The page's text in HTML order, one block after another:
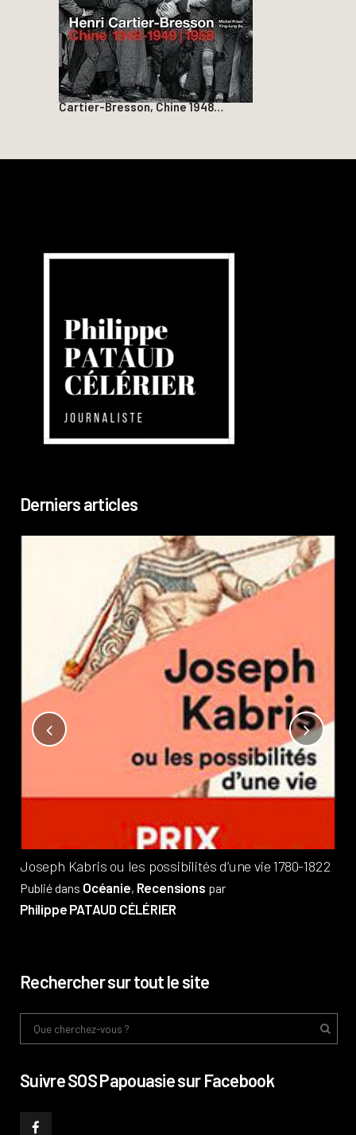
Cartier-Bresson, Chine 1948…
Derniers articles
Joseph Kabris ou les possibilités d’une vie 1780-1822
Publié dans Océanie, Recensions par
Philippe PATAUD CÉLÉRIER
Rechercher sur tout le site
Suivre SOS Papouasie sur Facebook